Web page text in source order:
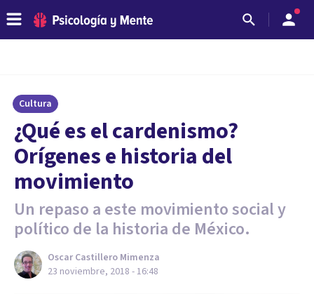
Cultura
¿Qué es el cardenismo?
Orígenes e historia del
movimiento
Un repaso a este movimiento social y
político de la historia de México.
Oscar Castillero Mimenza
23 noviembre, 2018 - 16:48